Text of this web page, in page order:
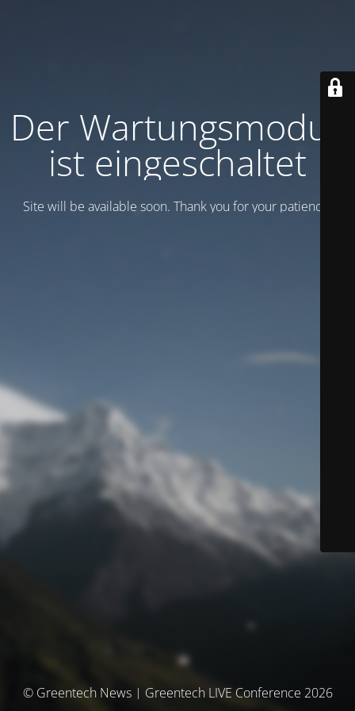
Der Wartungsmodus
ist eingeschaltet
Site will be available soon. Thank you for your patience!
© Greentech News | Greentech LIVE Conference 2026